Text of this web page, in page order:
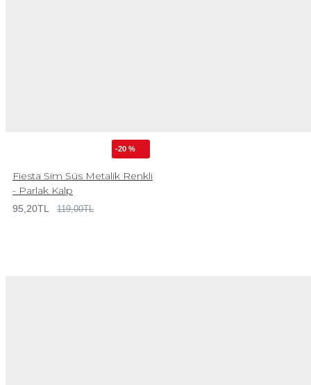
-20 %
Fiesta Sim Süs Metalik Renkli
- Parlak Kalp
95,20TL 119,00TL